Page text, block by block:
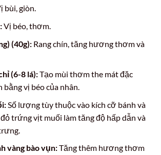
bùi, giòn.
Vị béo, thơm.
(40g):Rang chín, tăng hương thơm và
(6-8 lá):Tạo mùi thơm the mát đặc
bằng vị béo của nhân.
Số lượng tùy thuộc vào kích cỡ bánh và
trứng vịt muối làm tăng độ hấp dẫn và
vàng bào vụn:Tăng thêm hương thơm